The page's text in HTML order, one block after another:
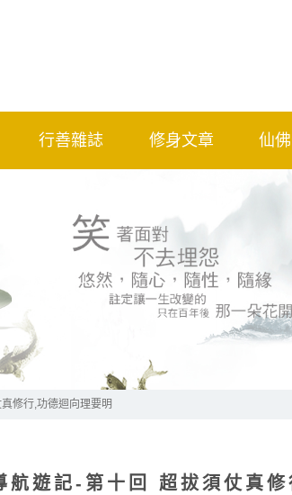
行善雜誌 修身文章 仙
修行,功德迴向理要明
航遊記-第十回 超拔須仗真